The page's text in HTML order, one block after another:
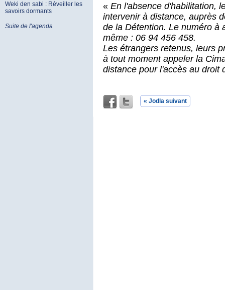
Weki den sabi : Réveiller les
savoirs dormants
Suite de l'agenda
« En l'absence d'habilitation,
intervenir à distance, auprès
de la Détention. Le numéro à
même : 06 94 456 458.
Les étrangers retenus, leurs
à tout moment appeler la
distance pour l'accès au droit
« Jodla suivant